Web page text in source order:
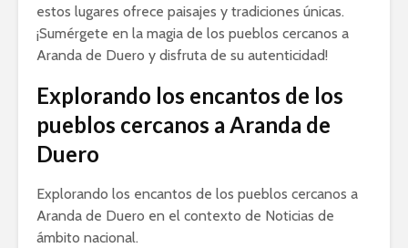
estos lugares ofrece paisajes y tradiciones únicas.
¡Sumérgete en la magia de los pueblos cercanos a
Aranda de Duero y disfruta de su autenticidad!
Explorando los encantos de los
pueblos cercanos a Aranda de
Duero
Explorando los encantos de los pueblos cercanos a
Aranda de Duero en el contexto de Noticias de
ámbito nacional.